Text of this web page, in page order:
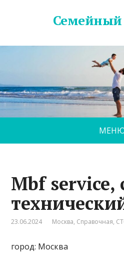
Семейный
Mbf service,
23.06.2024 Москва, Справочная,
город: Москва